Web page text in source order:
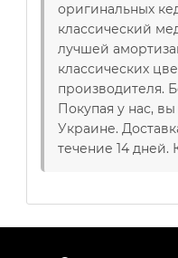
оригинальных
классический
лучшей
классических
производителя.
Покупая у нас,
Украине.
течение 14 дней.